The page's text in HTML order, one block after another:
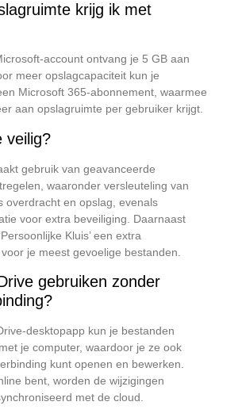
krijg ik met
account ontvang je 5 GB aan
meer opslagcapaciteit kun je
Microsoft 365-abonnement, waarmee
aan opslagruimte per gebruiker krijgt.
veilig?
gebruik van geavanceerde
waaronder versleuteling van
overdracht en opslag, evenals
voor extra beveiliging.
Daarnaast
Kluis’ een extra
je meest gevoelige bestanden.
gebruiken zonder
desktopapp kun je bestanden
je computer, waardoor je ze ook
kunt openen en bewerken.
bent, worden de wijzigingen
met de cloud.